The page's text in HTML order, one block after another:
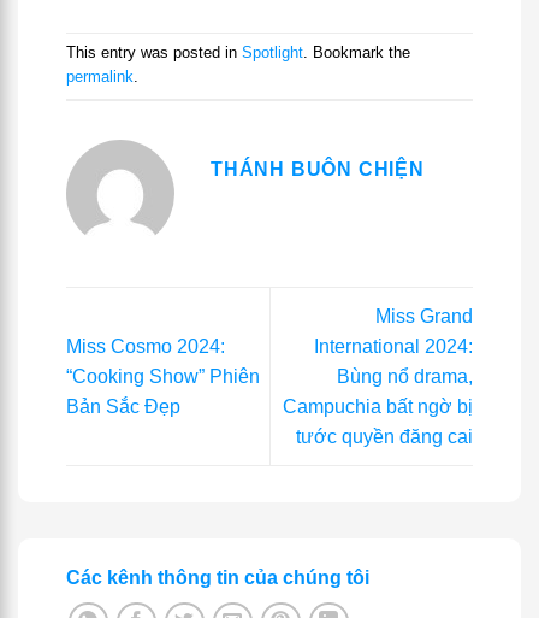
This entry was posted in Spotlight . Bookmark the
permalink
THÁNH BUÔN CHIỆN
Miss Cosmo 2024:
“Cooking Show” Phiên
Bản Sắc Đẹp
Miss Grand
International 2024:
Bùng nổ drama,
Campuchia bất ngờ bị
tước quyền đăng cai
Các kênh thông tin của chúng tôi